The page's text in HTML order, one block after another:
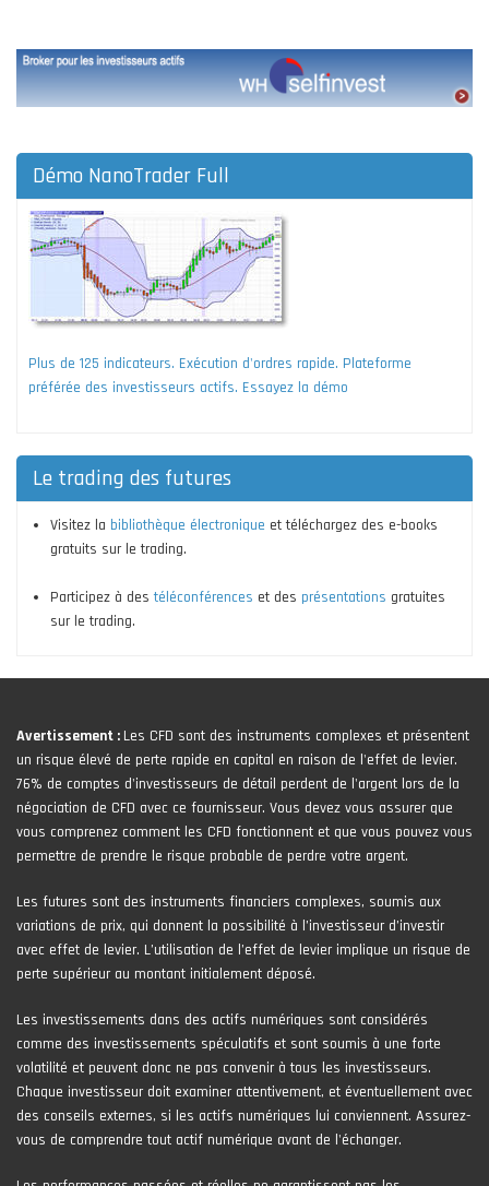
Démo NanoTrader Full
Plus de 125 indicateurs. Exécution d'ordres rapide. Plateforme
préférée des investisseurs actifs. Essayez la démo
Le trading des futures
Visitez la bibliothèque électronique et téléchargez des e-books
gratuits sur le trading.
Participez à destéléconférences et des présentations gratuites
sur le trading.
Avertissement : Les CFD sont des instruments complexes et présentent
un risque élevé de perte rapide en capital en raison de l'effet de levier.
76% de comptes d'investisseurs de détail perdent de l'argent lors de la
négociation de CFD avec ce fournisseur. Vous devez vous assurer que
vous comprenez comment les CFD fonctionnent et que vous pouvez vous
permettre de prendre le risque probable de perdre votre argent.
Les futures sont des instruments financiers complexes, soumis aux
variations de prix, qui donnent la possibilité à l’investisseur d’investir
avec effet de levier. L’utilisation de l’effet de levier implique un risque de
perte supérieur au montant initialement déposé.
Les investissements dans des actifs numériques sont considérés
comme des investissements spéculatifs et sont soumis à une forte
volatilité et peuvent donc ne pas convenir à tous les investisseurs.
Chaque investisseur doit examiner attentivement, et éventuellement avec
des conseils externes, si les actifs numériques lui conviennent. Assurez-
vous de comprendre tout actif numérique avant de l'échanger.